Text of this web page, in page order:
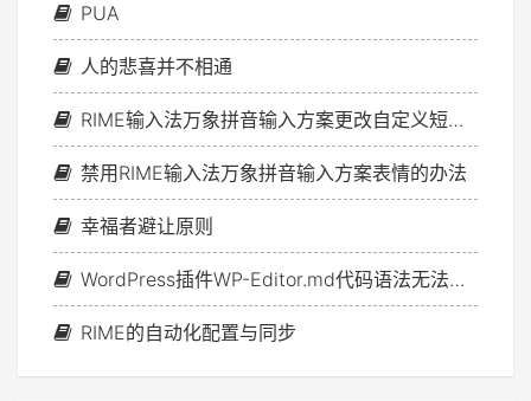
PUA
人的悲喜并不相通
RIME输入法万象拼音输入方案更改自定义短语文件的方法
禁用RIME输入法万象拼音输入方案表情的办法
幸福者避让原则
WordPress插件WP-Editor.md代码语法无法高亮问题的解决方案
RIME的自动化配置与同步